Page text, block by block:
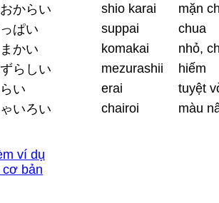
からい shio karai
mặn
ぱい suppai
chua
かい komakai
nhỏ,
らしい mezurashii
hiếm
い erai
tuyệt
いろい chairoi màu
ví dụ
bản